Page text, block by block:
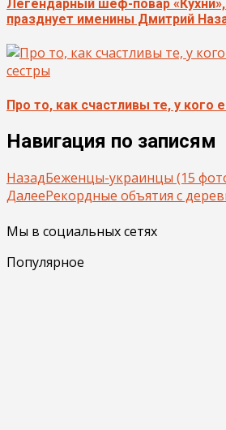
Легендарный шеф-повар
празднует именины Дмитрий
Про то, как счастливы те, у кого
Навигация по записям
НазадБеженцы-украинцы (15
ДалееРекордные объятия с
Мы в социальных сетях
Популярное